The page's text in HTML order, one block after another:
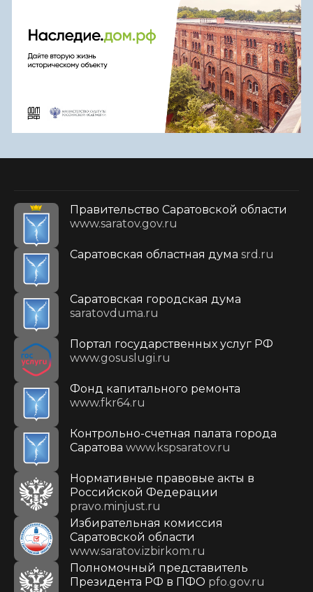
Правительство Саратовской области
www.saratov.gov.ru
Саратовская областная дума srd.ru
Саратовская городская дума
saratovduma.ru
Портал государственных услуг РФ
www.gosuslugi.ru
Фонд капитального ремонта
www.fkr64.ru
Контрольно-счетная палата города
Саратова www.kspsaratov.ru
Нормативные правовые акты в
Российской Федерации
pravo.minjust.ru
Избирательная комиссия
Саратовской области
www.saratov.izbirkom.ru
Полномочный представитель
Президента РФ в ПФО pfo.gov.ru